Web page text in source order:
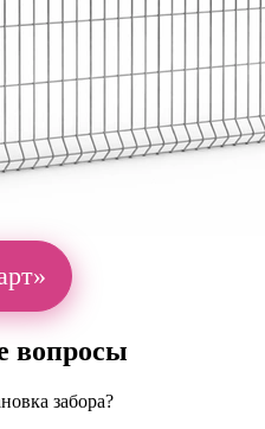
вопросы
забора?